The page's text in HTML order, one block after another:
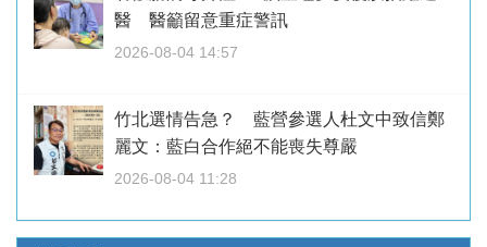
醫 醫籲留意重症警訊
2026-08-04 14:57
竹北選情告急？ 藍營參選人杜文中致信鄭
麗文：藍白合作絕不能喪失尊嚴
2026-08-04 11:28